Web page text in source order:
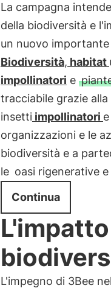
La campagna
della biodiversità e
un nuovo
Biodiversità, habitat
impollinatori e
tracciabile grazie alla
insettiimpollinatori
organizzazioni e le
biodiversità e a
le oasi rigenerative
Continua
L'impegno di 3Bee